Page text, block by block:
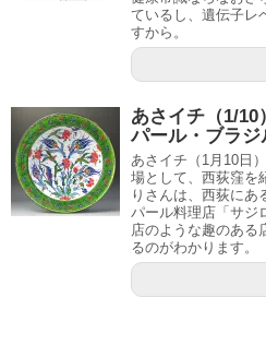
ているし、遺伝子レ
すから。
あさイチ（1/
パール・ブラジ
あさイチ（1月10日
場として、西荻窪を
りさんは、西荻にあ
パール料理店「サジ
店のような趣のある
るのがわかります。